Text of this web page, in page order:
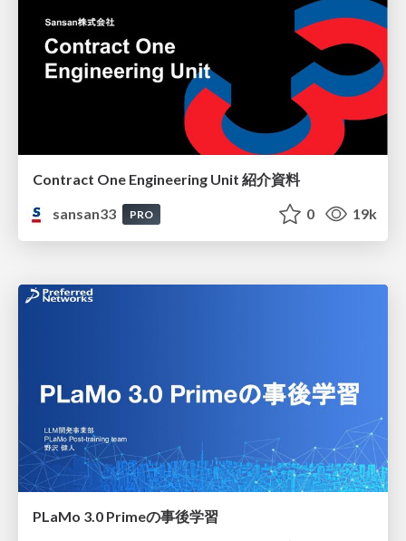
Contract One Engineering Unit 紹介資料
sansan33
PRO 0 19k
PLaMo 3.0 Primeの事後学習